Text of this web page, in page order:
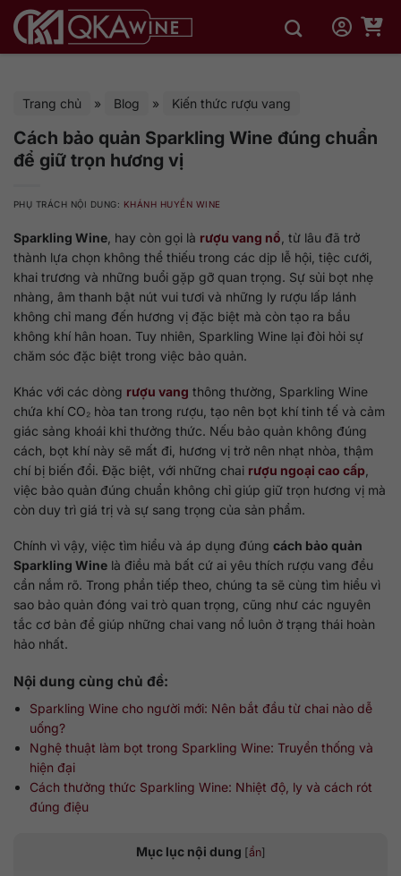
qua
Trang chủ » Blog » Kiến thức rượu vang
Cách bảo quản Sparkling Wine đúng chuẩn
để giữ trọn hương vị
PHỤ TRÁCH NỘI DUNG: KHÁNH HUYỀN WINE
Sparkling Wine , hay còn gọi là rượu vang nổ , từ lâu đã trở
thành lựa chọn không thể thiếu trong các dịp lễ hội, tiệc cưới,
khai trương và những buổi gặp gỡ quan trọng. Sự sủi bọt nhẹ
nhàng, âm thanh bật nút vui tươi và những ly rượu lấp lánh
không chỉ mang đến hương vị đặc biệt mà còn tạo ra bầu
không khí hân hoan. Tuy nhiên, Sparkling Wine lại đòi hỏi sự
chăm sóc đặc biệt trong việc bảo quản.
Khác với các dòng rượu vang thông thường, Sparkling Wine
chứa khí CO₂ hòa tan trong rượu, tạo nên bọt khí tinh tế và cảm
giác sảng khoái khi thưởng thức. Nếu bảo quản không đúng
cách, bọt khí này sẽ mất đi, hương vị trở nên nhạt nhòa, thậm
chí bị biến đổi. Đặc biệt, với những chai rượu ngoại cao cấp
việc bảo quản đúng chuẩn không chỉ giúp giữ trọn hương vị mà
còn duy trì giá trị và sự sang trọng của sản phẩm.
Chính vì vậy, việc tìm hiểu và áp dụng đúng cách bảo quản
Sparkling Wine là điều mà bất cứ ai yêu thích rượu vang đều
cần nắm rõ. Trong phần tiếp theo, chúng ta sẽ cùng tìm hiểu vì
sao bảo quản đóng vai trò quan trọng, cũng như các nguyên
tắc cơ bản để giúp những chai vang nổ luôn ở trạng thái hoàn
hảo nhất.
Nội dung cùng chủ đề:
Sparkling Wine cho người mới: Nên bắt đầu từ chai nào dễ
uống?
Nghệ thuật làm bọt trong Sparkling Wine: Truyền thống và
hiện đại
Cách thưởng thức Sparkling Wine: Nhiệt độ, ly và cách rót
đúng điệu
Mục lục nội dung [ẩn]